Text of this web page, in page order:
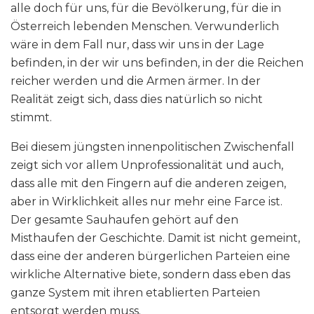
alle doch für uns, für die Bevölkerung, für die in
Österreich lebenden Menschen. Verwunderlich
wäre in dem Fall nur, dass wir uns in der Lage
befinden, in der wir uns befinden, in der die Reichen
reicher werden und die Armen ärmer. In der
Realität zeigt sich, dass dies natürlich so nicht
stimmt.
Bei diesem jüngsten innenpolitischen Zwischenfall
zeigt sich vor allem Unprofessionalität und auch,
dass alle mit den Fingern auf die anderen zeigen,
aber in Wirklichkeit alles nur mehr eine Farce ist.
Der gesamte Sauhaufen gehört auf den
Misthaufen der Geschichte. Damit ist nicht gemeint,
dass eine der anderen bürgerlichen Parteien eine
wirkliche Alternative biete, sondern dass eben das
ganze System mit ihren etablierten Parteien
entsorgt werden muss.